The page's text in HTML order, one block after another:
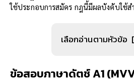
ใช้ประกอบการสมัคร กฎนี้มีผลบังคับใช้
เลือกอ่านตามหัวข้อ
ข้อสอบภาษาดัตช์A1(